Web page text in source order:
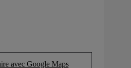
avec Google Maps